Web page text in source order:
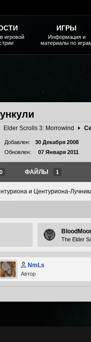
Elder Scrolls 3: Morrowind
Добавлен:
30 Декабря 2008
Обновлен:
07 Января 2011
0 ФАЙЛЫ 1
и Центуриона-
The Elder
NmLs
Автор
игровой
ИГРЫ
Информация и
материалы по